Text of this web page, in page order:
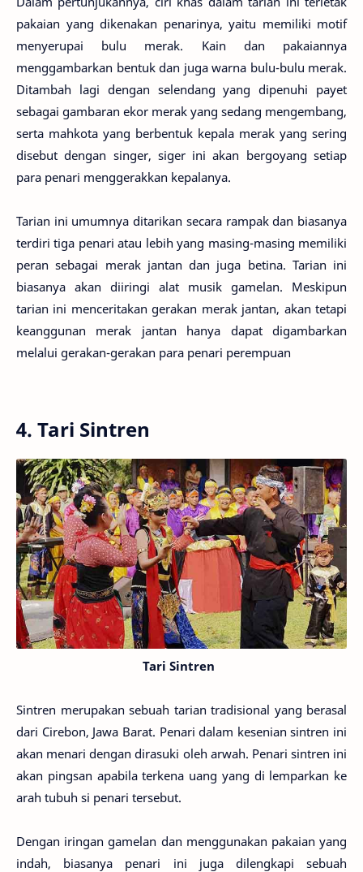
pakaian yang dikenakan penarinya, yaitu memiliki motif
menyerupai bulu merak. Kain dan pakaiannya
menggambarkan bentuk dan juga warna bulu-bulu merak.
Ditambah lagi dengan selendang yang dipenuhi payet
sebagai gambaran ekor merak yang sedang mengembang,
serta mahkota yang berbentuk kepala merak yang sering
disebut dengan singer, siger ini akan bergoyang setiap
para penari menggerakkan kepalanya.
Tarian ini umumnya ditarikan secara rampak dan biasanya
terdiri tiga penari atau lebih yang masing-masing memiliki
peran sebagai merak jantan dan juga betina. Tarian ini
biasanya akan diiringi alat musik gamelan. Meskipun
tarian ini menceritakan gerakan merak jantan, akan tetapi
keanggunan merak jantan hanya dapat digambarkan
melalui gerakan-gerakan para penari perempuan
4. Tari Sintren
Tari Sintren
Sintren merupakan sebuah tarian tradisional yang berasal
dari Cirebon, Jawa Barat. Penari dalam kesenian sintren ini
akan menari dengan dirasuki oleh arwah. Penari sintren ini
akan pingsan apabila terkena uang yang di lemparkan ke
arah tubuh si penari tersebut.
Dengan iringan gamelan dan menggunakan pakaian yang
indah, biasanya penari ini juga dilengkapi sebuah